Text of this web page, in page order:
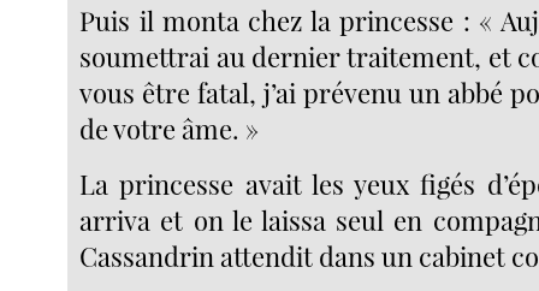
Puis il monta chez la princesse : «
soumettrai au dernier traitement, et
vous être fatal, j’ai prévenu un abbé
de votre âme. »
La princesse avait les yeux figés
arriva et on le laissa seul en
Cassandrin attendit dans un cabinet